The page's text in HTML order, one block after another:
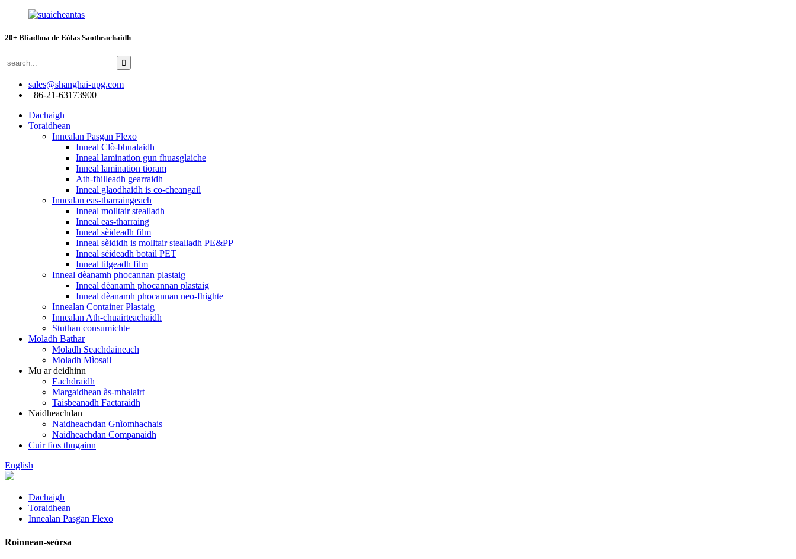
20+ Bliadhna de Eòlas Saothrachaidh
sales@shanghai-upg.com
+86-21-63173900
Dachaigh
Toraidhean
Innealan Pasgan Flexo
Inneal Clò-bhualaidh
Inneal lamination gun fhuasglaiche
Inneal lamination tioram
Ath-fhilleadh gearraidh
Inneal glaodhaidh is co-cheangail
Innealan eas-tharraingeach
Inneal molltair stealladh
Inneal eas-tharraing
Inneal sèideadh film
Inneal sèididh is molltair stealladh PE&PP
Inneal sèideadh botail PET
Inneal tilgeadh film
Inneal dèanamh phocannan plastaig
Inneal dèanamh phocannan plastaig
Inneal dèanamh phocannan neo-fhighte
Innealan Container Plastaig
Innealan Ath-chuairteachaidh
Stuthan consumichte
Moladh Bathar
Moladh Seachdaineach
Moladh Mìosail
Mu ar deidhinn
Eachdraidh
Margaidhean às-mhalairt
Taisbeanadh Factaraidh
Naidheachdan
Naidheachdan Gnìomhachais
Naidheachdan Companaidh
Cuir fios thugainn
English
Dachaigh
Toraidhean
Innealan Pasgan Flexo
Roinnean-seòrsa